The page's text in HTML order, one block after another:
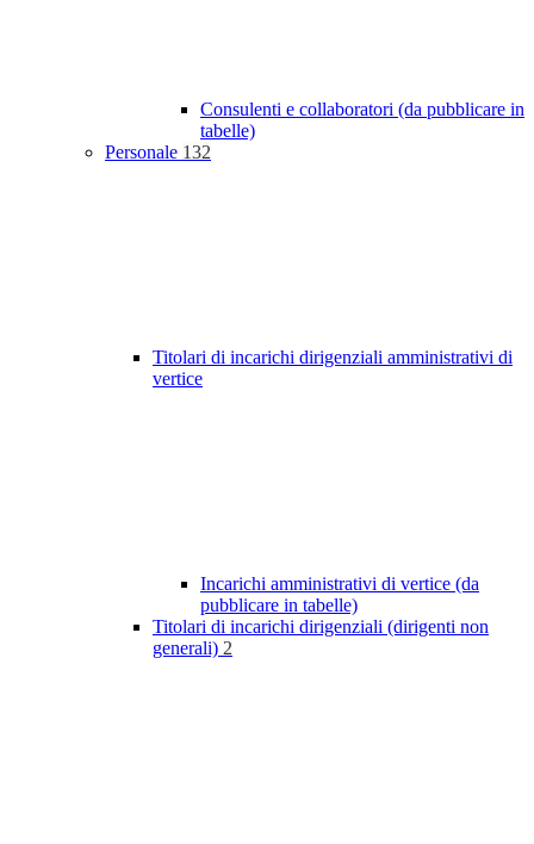
Consulenti e collaboratori (da pubblicare in
tabelle)
Personale 132
Titolari di incarichi dirigenziali amministrativi di
vertice
Incarichi amministrativi di vertice (da
pubblicare in tabelle)
Titolari di incarichi dirigenziali (dirigenti non
generali) 2